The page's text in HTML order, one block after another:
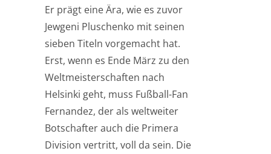
Er prägt eine Ära, wie es zuvor
Jewgeni Pluschenko mit seinen
sieben Titeln vorgemacht hat.
Erst, wenn es Ende März zu den
Weltmeisterschaften nach
Helsinki geht, muss Fußball-Fan
Fernandez, der als weltweiter
Botschafter auch die Primera
Division vertritt, voll da sein. Die